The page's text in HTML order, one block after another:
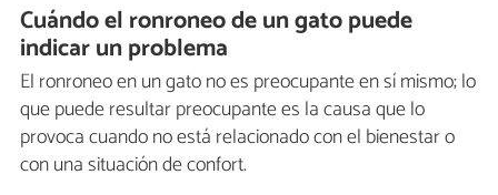
Cuándo el ronroneo de un gato puede
indicar un problema
El ronroneo en un gato no es preocupante en sí mismo; lo
que puede resultar preocupante es la causa que lo
provoca cuando no está relacionado con el bienestar o
con una situación de confort.